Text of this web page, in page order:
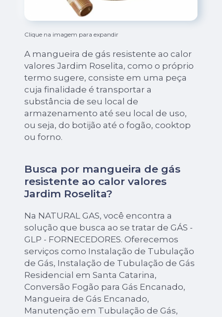
Clique na imagem para expandir
A mangueira de gás resistente ao calor
valores Jardim Roselita, como o próprio
termo sugere, consiste em uma peça
cuja finalidade é transportar a
substância de seu local de
armazenamento até seu local de uso,
ou seja, do botijão até o fogão, cooktop
ou forno.
Busca por mangueira de gás
resistente ao calor valores
Jardim Roselita?
Na NATURAL GAS, você encontra a
solução que busca ao se tratar de GÁS -
GLP - FORNECEDORES. Oferecemos
serviços como Instalação de Tubulação
de Gás, Instalação de Tubulação de Gás
Residencial em Santa Catarina,
Conversão Fogão para Gás Encanado,
Mangueira de Gás Encanado,
Manutenção em Tubulação de Gás,